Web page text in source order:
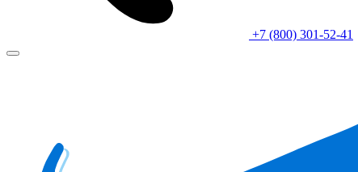
+7 (800) 301-52-41